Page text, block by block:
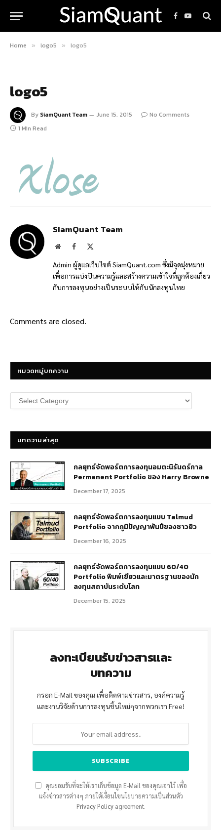
Facebook
YouTube
Home » logo5 » logo5
logo5
By SiamQuant Team June 15, 2015
No Comments
1 Min Read
SiamQuant Team
WebsiteFacebook
Admin ผู้ดูแลเว็บไซต์ SiamQuant.com ซึ่งมีจุดมุ่งหมาย
เพื่อการแบ่งปันความรู้และสร้างความเข้าใจที่ถูกต้องเกี่ยว
กับการลงทุนอย่างเป็นระบบให้กับนักลงทุนไทย
Comments are closed.
หมวดหมู่บทความ
หมวด
หมู่
บทความล่าสุด
กลยุทธ์​จัดพอร์ตการลงทุนอมตะนิรันดร์กาล
Permanent Portfolio ของ Harry Browne
December 17, 2025
กลยุทธ์จัดพอร์ตการลงทุนแบบ Talmud
Portfolio จากภูมิปัญญาพันปีของชาวยิว
December 16, 2025
กลยุทธ์จัดพอร์ตการลงทุนแบบ 60/40
Portfolio พิมพ์เขียวและมาตรฐานของนัก
ลงทุนสถาบันระดับโลก
December 15, 2025
ลงทะเบียนรับข่าวสารและ
บทความ
กรอก E-Mail ของคุณ เพื่อติดตามข่าวสาร, องค์ความรู้
และงานวิจัยด้านการลงทุนชิ้นใหม่ๆจากพวกเรา Free!
คุณยอมรับที่จะให้เราเก็บข้อมูล E-Mail ของคุณเอาไว้ เพื่อ
แจ้งข่าวสารต่างๆ ภายใต้เงื่อนไขนโยบายความเป็นส่วนตัว
Privacy Policyagreement.